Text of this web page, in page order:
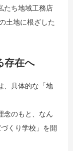
たち地域工務店
土地に根ざした
存在へ
、具体的な「地
念のもと、なん
くり学校」を開